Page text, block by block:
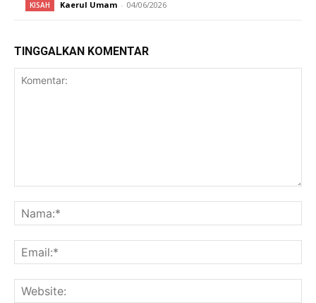
KISAH Kaerul Umam - 04/06/2026
TINGGALKAN KOMENTAR